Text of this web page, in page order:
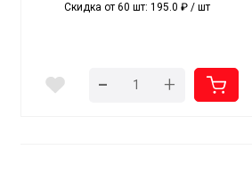
Скидка от 60 шт: 195.0 ₽ / шт
- +